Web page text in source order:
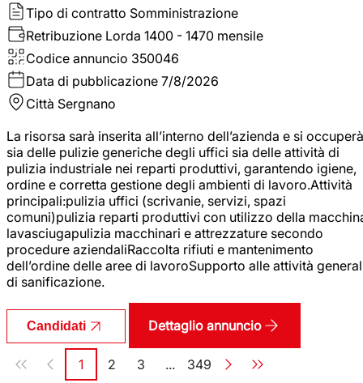
Tipo di contratto Somministrazione
Retribuzione Lorda 1400 - 1470 mensile
Codice annuncio 350046
Data di pubblicazione 7/8/2026
Città Sergnano
La risorsa sarà inserita all’interno dell’azienda e si occuperà
sia delle pulizie generiche degli uffici sia delle attività di
pulizia industriale nei reparti produttivi, garantendo igiene,
ordine e corretta gestione degli ambienti di lavoro.Attività
principali:pulizia uffici (scrivanie, servizi, spazi
comuni)pulizia reparti produttivi con utilizzo della
lavasciugapulizia macchinari e attrezzature secondo
procedure aziendaliRaccolta rifiuti e mantenimento
dell’ordine delle aree di lavoroSupporto alle attività
di sanificazione.
Candidati Dettaglio annuncio
Paginazione
Pagina
1 Pagina
2 Pagina
3 ... Pagina
349